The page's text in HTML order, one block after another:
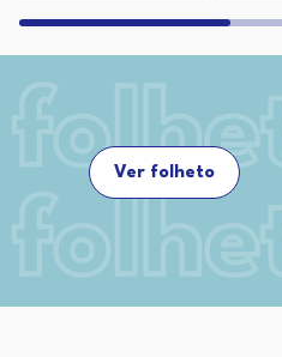
Ver folheto